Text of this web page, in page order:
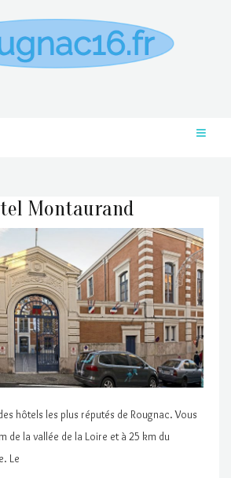
Montaurand
hôtels les plus réputés de Rougnac. Vous
de la vallée de la Loire et à 25 km du
Le